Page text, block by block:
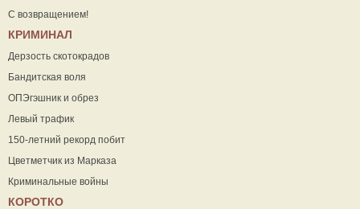
С возвращением!
КРИМИНАЛ
Дерзость скотокрадов
Бандитская воля
ОПЭгэшник и обрез
Левый трафик
150-летний рекорд побит
Цветметчик из Марказа
Криминальные войны
КОРОТКО